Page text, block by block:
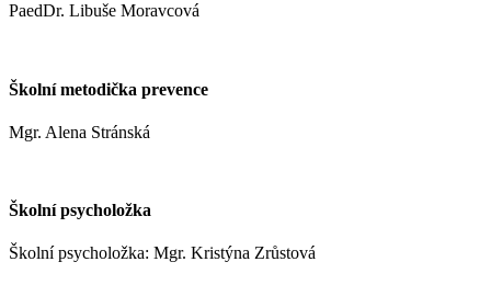
PaedDr. Libuše Moravcová
Školní metodička prevence
Mgr. Alena Stránská
Školní psycholožka
Školní psycholožka: Mgr. Kristýna Zrůstová